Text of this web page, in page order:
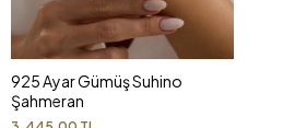
925 Ayar Gümüş Suhino
Şahmeran